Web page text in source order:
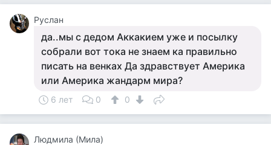
Руслан
да..мы с дедом Аккакием уже и посылку
собрали вот тока не знаем ка правильно
писать на венках Да здравствует Америка
или Америка жандарм мира?
6 лет 0 0
Людмила (Мила)